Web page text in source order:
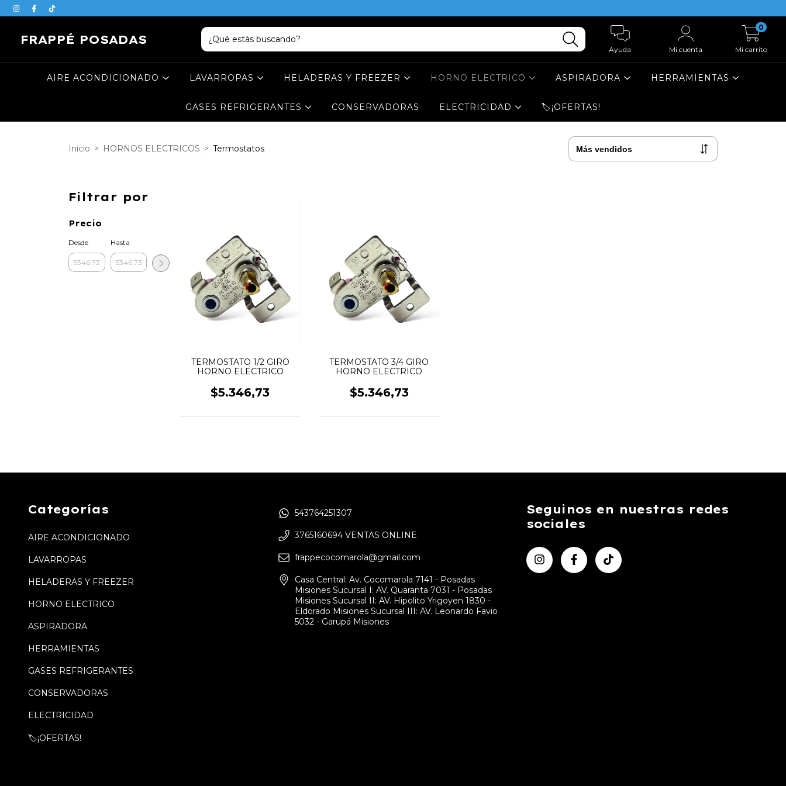
FRAPPÉ POSADAS
Ayuda Mi cuenta Mi carrito
0
AIRE ACONDICIONADO LAVARROPAS HELADERAS Y FREEZER HORNO ELECTRICO ASPIRADORA HERRAMIENTAS
GASES REFRIGERANTES CONSERVADORAS ELECTRICIDAD 🏷️¡OFERTAS!
Inicio > HORNOS ELECTRICOS > Termostatos
Filtrar por
Precio
Desde Hasta
TERMOSTATO 1/2 GIRO
HORNO ELECTRICO
$5.346,73
TERMOSTATO 3/4 GIRO
HORNO ELECTRICO
$5.346,73
Categorías
AIRE ACONDICIONADO
LAVARROPAS
HELADERAS Y FREEZER
HORNO ELECTRICO
ASPIRADORA
HERRAMIENTAS
GASES REFRIGERANTES
CONSERVADORAS
ELECTRICIDAD
🏷️¡OFERTAS!
543764251307
3765160694 VENTAS ONLINE
frappecocomarola@gmail.com
Casa Central: Av. Cocomarola 7141 - Posadas
Misiones Sucursal I: AV. Quaranta 7031 - Posadas
Misiones Sucursal II: AV. Hipolito Yrigoyen 1830 -
Eldorado Misiones Sucursal III: AV. Leonardo Favio
5032 - Garupá Misiones
Seguinos en nuestras redes
sociales